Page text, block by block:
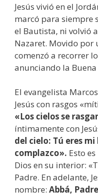
Jesús vivió en el
marcó para siempre
el Bautista, ni volvió
Nazaret. Movido por
comenzó a recorrer
anunciando la
El evangelista
Jesús con rasgos
«Los cielos se
íntimamente con
del cielo: Tú eres
complazco». Esto
Dios en su interior:
Padre. En adelante,
nombre: Abbá, Padre